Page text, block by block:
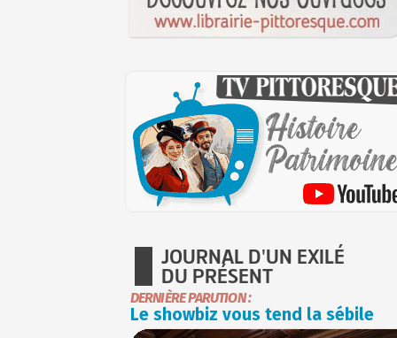
JOURNAL D'UN EXILÉ
DU PRÉSENT
DERNIÈRE PARUTION :
Le showbiz vous tend la sébile